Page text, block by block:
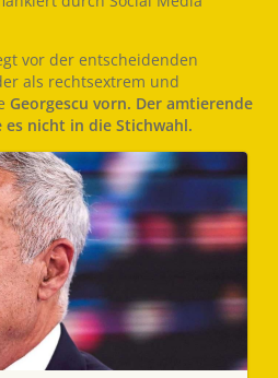
vor der entscheidenden
als rechtsextrem und
Georgescu vorn. Der amtierende
nicht in die Stichwahl.